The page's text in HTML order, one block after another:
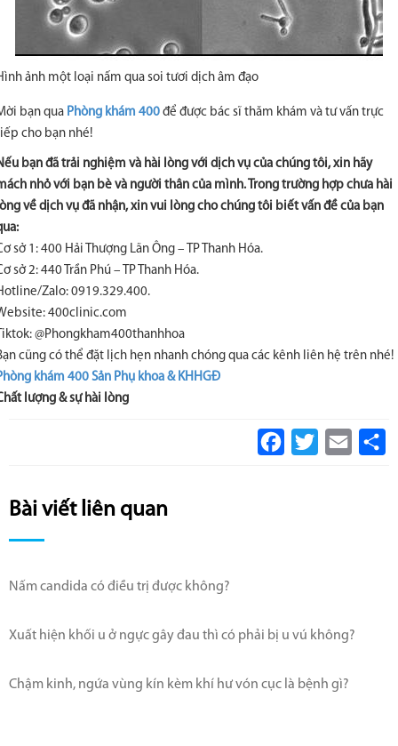
ảnh một loại nấm qua soi tươi dịch âm đạo
bạn qua Phòng khám 400 để được bác sĩ thăm khám và tư vấn trực
cho bạn nhé!
bạn đã trải nghiệm và hài lòng với dịch vụ của chúng tôi, xin hãy
nhỏ với bạn bè và người thân của mình. Trong trường hợp chưa hài
về dịch vụ đã nhận, xin vui lòng cho chúng tôi biết vấn đề của bạn
sở 1: 400 Hải Thượng Lãn Ông – TP Thanh Hóa.
sở 2: 440 Trần Phú – TP Thanh Hóa.
Zalo: 0919.329.400.
400clinic.com
@Phongkham400thanhhoa
cũng có thể đặt lịch hẹn nhanh chóng qua các kênh liên hệ trên nhé!
khám 400 Sản Phụ khoa & KHHGĐ
lượng & sự hài lòng
Facebook
Twitter Email
Bài viết liên quan
Nấm candida có điều trị được không?
Xuất hiện khối u ở ngực gây đau thì có phải bị u vú không?
Chậm kinh, ngứa vùng kín kèm khí hư vón cục là bệnh gì?